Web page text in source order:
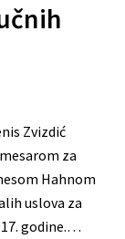
Zvizdić
za
Hahnom
uslova za
godine.…